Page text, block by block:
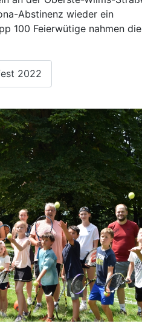
Abstinenz wieder ein
100 Feierwütige nahmen
2022